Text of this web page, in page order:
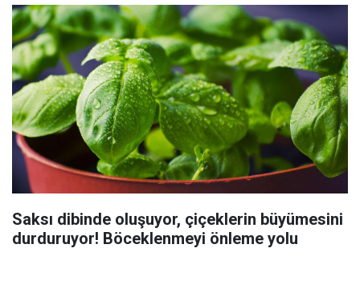
Saksı dibinde oluşuyor, çiçeklerin büyümesini
durduruyor! Böceklenmeyi önleme yolu